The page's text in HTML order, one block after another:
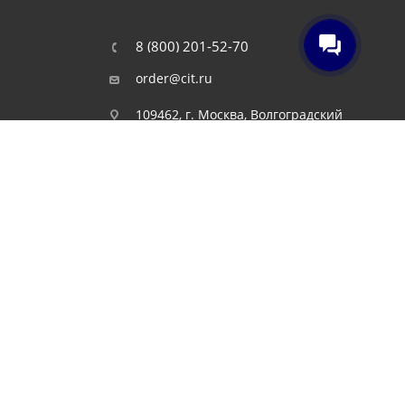
8 (800) 201-52-70
order@cit.ru
109462, г. Москва, Волгоградский